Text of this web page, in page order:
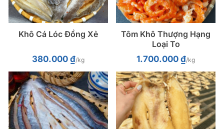
Khô Cá Lóc Đồng Xẻ
380.000 ₫/kg
Tôm Khô Thượng Hạng
Loại To
1.700.000 ₫/kg